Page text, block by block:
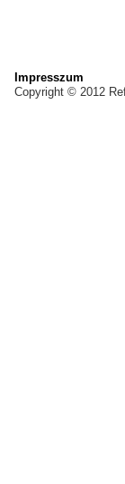
Impresszum
Copyright © 2012